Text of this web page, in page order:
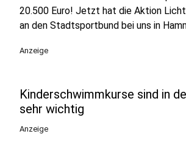
20.500 Euro! Jetzt hat die Aktion
an den Stadtsportbund bei uns in
Anzeige
Kinderschwimmkurse sind in
sehr wichtig
Anzeige